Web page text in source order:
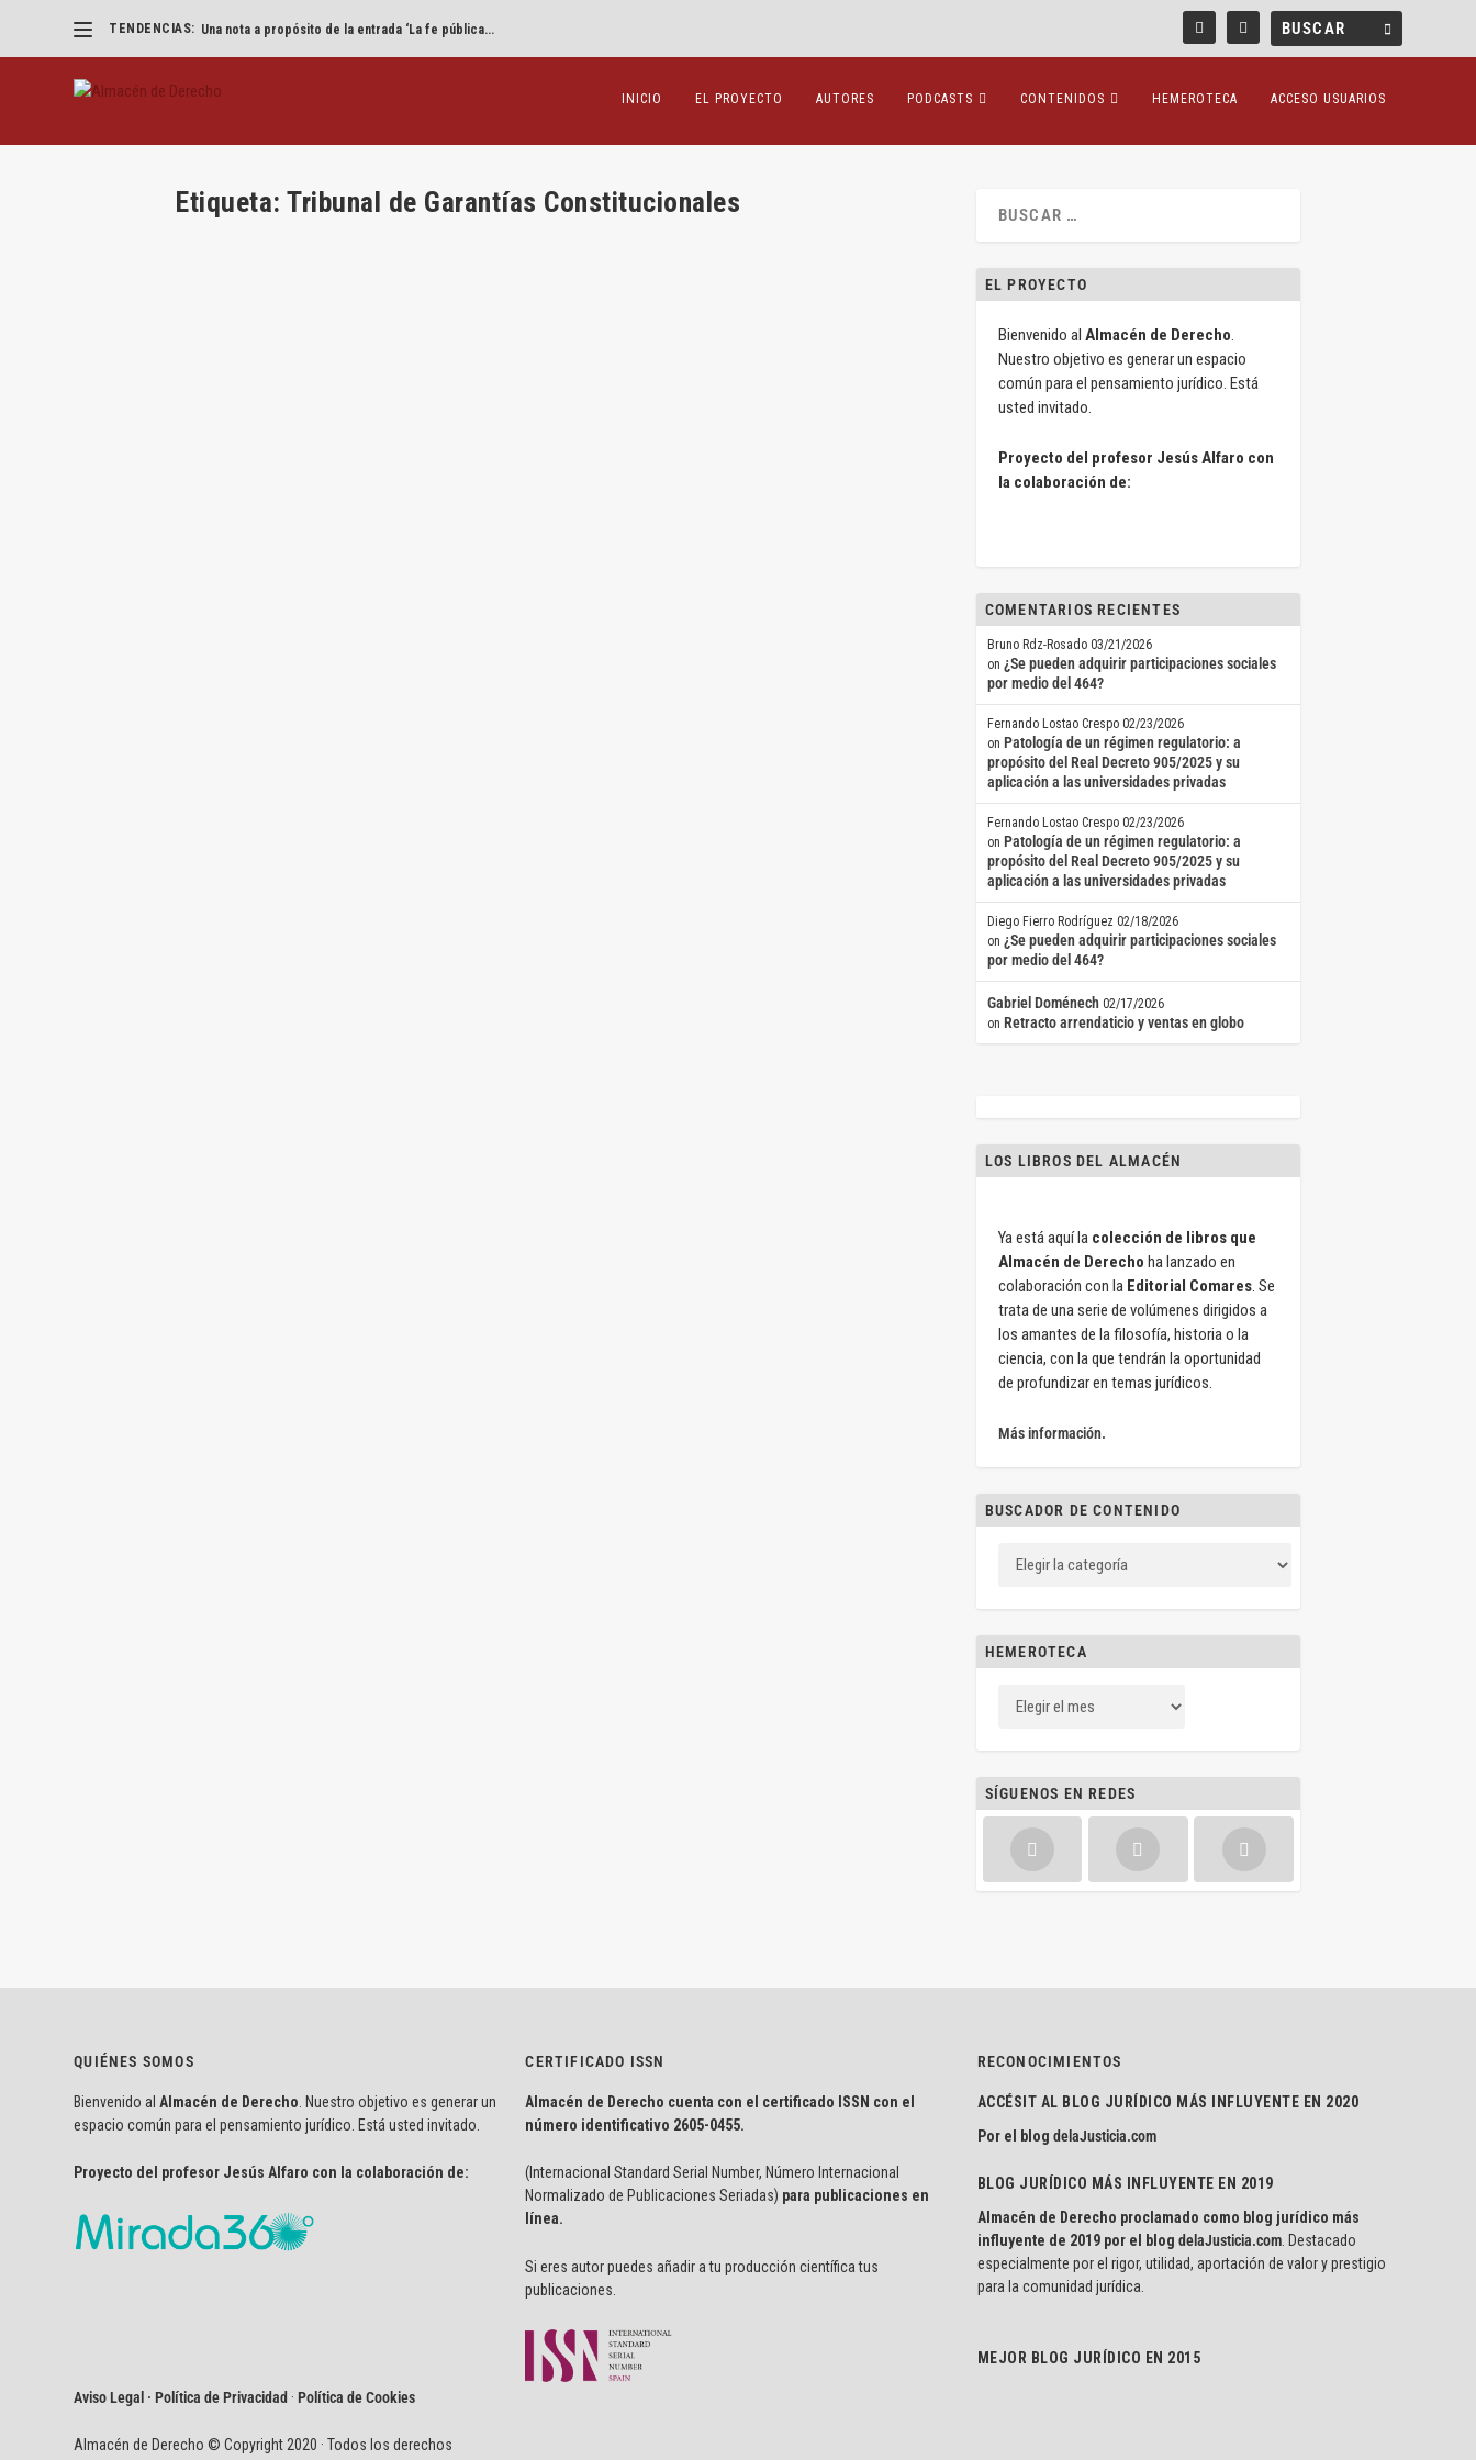
TENDENCIAS: Una nota a propósito de la entrada ‘La fe pública...
INICIO EL PROYECTO AUTORES PODCASTS CONTENIDOS HEMEROTECA ACCESO USUARIOS
Etiqueta: Tribunal de Garantías Constitucionales
EL PROYECTO
Bienvenido al Almacén de Derecho.
Nuestro objetivo es generar un espacio
común para el pensamiento jurídico. Está
usted invitado.
Proyecto del profesor Jesús Alfaro con
la colaboración de:
COMENTARIOS RECIENTES
Bruno Rdz-Rosado 03/21/2026
on ¿Se pueden adquirir participaciones sociales
por medio del 464?
Fernando Lostao Crespo 02/23/2026
on Patología de un régimen regulatorio: a
propósito del Real Decreto 905/2025 y su
aplicación a las universidades privadas
Fernando Lostao Crespo 02/23/2026
on Patología de un régimen regulatorio: a
propósito del Real Decreto 905/2025 y su
aplicación a las universidades privadas
Diego Fierro Rodríguez 02/18/2026
on ¿Se pueden adquirir participaciones sociales
por medio del 464?
Gabriel Doménech 02/17/2026
on Retracto arrendaticio y ventas en globo
LOS LIBROS DEL ALMACÉN
Ya está aquí la colección de libros que
Almacén de Derecho ha lanzado en
colaboración con la Editorial Comares. Se
trata de una serie de volúmenes dirigidos a
los amantes de la filosofía, historia o la
ciencia, con la que tendrán la oportunidad
de profundizar en temas jurídicos.
Más información.
BUSCADOR DE CONTENIDO
HEMEROTECA
SÍGUENOS EN REDES
QUIÉNES SOMOS
Bienvenido al Almacén de Derecho . Nuestro objetivo es generar un
espacio común para el pensamiento jurídico. Está usted invitado.
Proyecto del profesor Jesús Alfaro con la colaboración de:
Aviso Legal · Política de Privacidad ·Política de Cookies
Almacén de Derecho © Copyright 2020 · Todos los derechos
CERTIFICADO ISSN
Almacén de Derecho cuenta con el certificado ISSN con el
número identificativo 2605-0455.
(Internacional Standard Serial Number, Número Internacional
Normalizado de Publicaciones Seriadas) para publicaciones en
línea.
Si eres autor puedes añadir a tu producción científica tus
publicaciones.
RECONOCIMIENTOS
ACCÉSIT AL BLOG JURÍDICO MÁS INFLUYENTE EN 2020
Por el blog delaJusticia.com
BLOG JURÍDICO MÁS INFLUYENTE EN 2019
Almacén de Derecho proclamado como blog jurídico más
influyente de 2019 por el blog delaJusticia.com. Destacado
especialmente por el rigor, utilidad, aportación de valor y prestigio
para la comunidad jurídica.
MEJOR BLOG JURÍDICO EN 2015